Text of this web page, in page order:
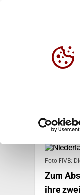
Foto FIVB:
Zum
ihre